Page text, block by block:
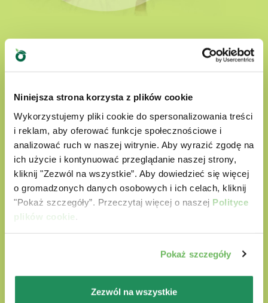
Niniejsza strona korzysta z plików cookie
Wykorzystujemy pliki cookie do spersonalizowania treści
i reklam, aby oferować funkcje społecznościowe i
analizować ruch w naszej witrynie. Aby wyrazić zgodę na
ich użycie i kontynuować przeglądanie naszej strony,
kliknij "Zezwól na wszystkie”. Aby dowiedzieć się więcej
o gromadzonych danych osobowych i ich celach, kliknij
"Pokaż szczegóły”. Przeczytaj więcej o naszej Polityce
plików cookie
Pokaż szczegóły
Zezwól na wszystkie
Natural Quality Love
zawsze otoczeni miłością.
Nasze produkty są:
przygotowane z wyselekcjonowanych
naturalnych składników
nie zawierają sztucznych barwników